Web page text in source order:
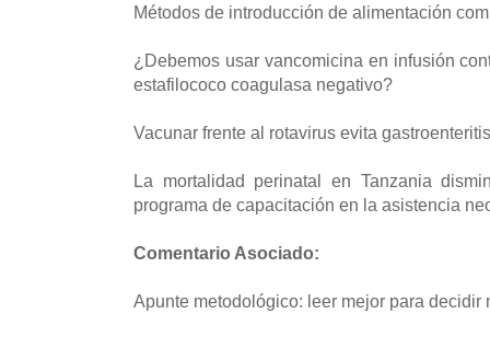
Métodos de introducción de alimentación
¿Debemos usar vancomicina en infusión
estafilococo coagulasa negativo?
Vacunar frente al rotavirus evita
La mortalidad perinatal en Tanzania
programa de capacitación en la asistencia
Comentario Asociado:
Apunte metodológico: leer mejor para decidir